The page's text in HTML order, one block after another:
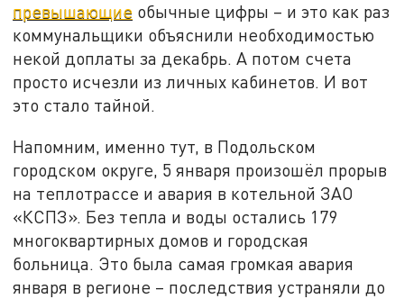
превышающие обычные цифры – и это как раз
коммунальщики объяснили необходимостью
некой доплаты за декабрь. А потом счета
просто исчезли из личных кабинетов. И вот
это стало тайной.
Напомним, именно тут, в Подольском
городском округе, 5 января произошёл прорыв
на теплотрассе и авария в котельной ЗАО
«КСПЗ». Без тепла и воды остались 179
многоквартирных домов и городская
больница. Это была самая громкая авария
января в регионе – последствия устраняли до